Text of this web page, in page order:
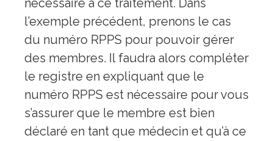
l’exemple précédent, prenons le cas
du numéro RPPS pour pouvoir gérer
des membres. Il faudra alors compléter
le registre en expliquant que le
numéro RPPS est nécessaire pour vous
s’assurer que le membre est bien
déclaré en tant que médecin et qu’à ce